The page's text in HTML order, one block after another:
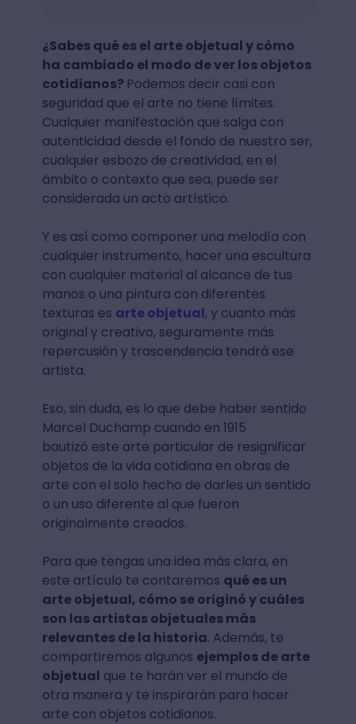
¿Sabes qué es el arte objetual y cómo
ha cambiado el modo de ver los objetos
cotidianos? Podemos decir casi con
seguridad que el arte no tiene límites.
Cualquier manifestación que salga con
autenticidad desde el fondo de nuestro ser,
cualquier esbozo de creatividad, en el
ámbito o contexto que sea, puede ser
considerada un acto artístico.
Y es así como componer una melodía con
cualquier instrumento, hacer una escultura
con cualquier material al alcance de tus
manos o una pintura con diferentes
texturas es arte objetual, y cuanto más
original y creativo, seguramente más
repercusión y trascendencia tendrá ese
artista.
Eso, sin duda, es lo que debe haber sentido
Marcel Duchamp cuando en 1915
bautizó este arte particular de resignificar
objetos de la vida cotidiana en obras de
arte con el solo hecho de darles un sentido
o un uso diferente al que fueron
originalmente creados.
Para que tengas una idea más clara, en
este artículo te contaremos qué es un
arte objetual, cómo se originó y cuáles
son las artistas objetuales más
relevantes de la historia. Además, te
compartiremos algunos ejemplos de arte
objetual que te harán ver el mundo de
otra manera y te inspirarán para hacer
arte con objetos cotidianos.